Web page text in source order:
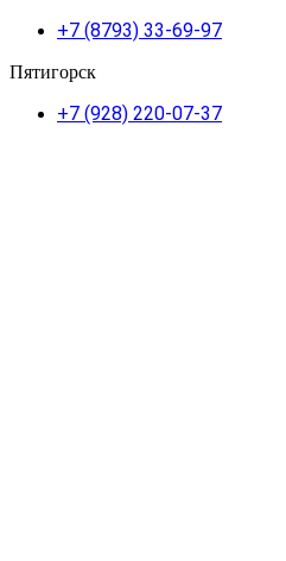
+7 (8793) 33-69-97
Пятигорск
+7 (928) 220-07-37